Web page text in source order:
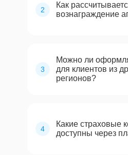
2
Как
вознаграждение
3
Можно ли
для клиентов из
регионов?
4
Какие страховые
доступны через